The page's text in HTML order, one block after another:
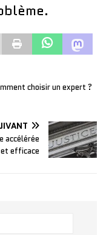
choisir un expert ?
accélérée
et efficace